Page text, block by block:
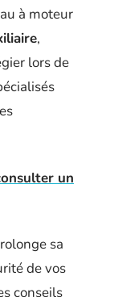
à moteur
,
lors de
un
sa
de vos
conseils